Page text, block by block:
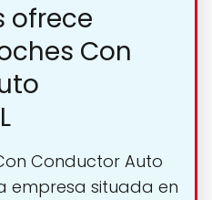
ofrece
Con
Conductor Auto
empresa situada en